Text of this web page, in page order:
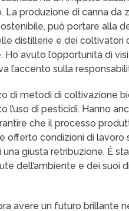
La produzione di canna da
può portare alla
distillerie e dei coltivatori
Ho avuto l’opportunità di
l’accento sulla
di metodi di coltivazione
l’uso di pesticidi. Hanno
che il processo
offerto condizioni di
giusta retribuzione. È
dell’ambiente e dei
avere un futuro brillante